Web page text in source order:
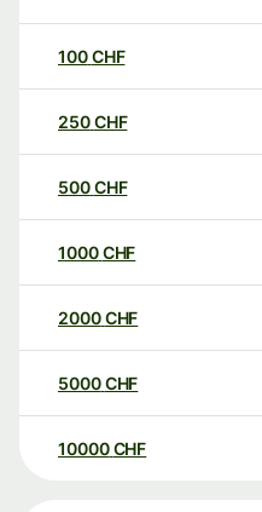
100CHF
250CHF
500CHF
1000CHF
2000CHF
5000CHF
10000 CHF